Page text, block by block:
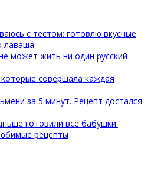
с тестом: готовлю вкусные
лаваша
может жить ни один русский
совершала каждая
за 5 минут. Рецепт достался
готовили все бабушки.
рецепты